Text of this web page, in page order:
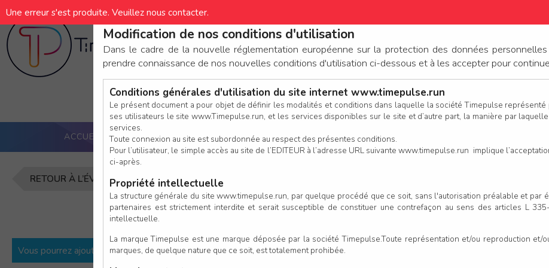
Une erreur s'est produite. Veuillez nous contacter.
CONNEXION
ACCUEIL PUCE ACTIVE NOS SERVICES CALENDRIER RÉSULTATS
Avez-vous déjà un compte ?
Si vous avez déjà un compte TimePulse (ou anciennement Bibchip),
connectez-vous ci-dessous.
Mot de passe oublié ?
ou bien
CONTINUER EN TANT QU’INVITÉ
RETOUR À L’ÉVÈNEMENT Inscription à Trail du Pont Noyer - Couffé -
Vous pourrez ajouter d’autres participants une fois la première inscription enregistrée
Modification de nos conditions d'utilisation
Dans le cadre de la nouvelle réglementation européenne sur la protection des données
prendre connaissance de nos nouvelles conditions d'utilisation ci-dessous et à les accepter pour
Conditions générales d'utilisation du site internet www.timepulse.run
Le présent document a pour objet de définir les modalités et conditions dans laquelle la société Timepulse représenté
ses utilisateurs le site www.Timepulse.run, et les services disponibles sur le site et d’autre part, la manière par
services.
Toute connexion au site est subordonnée au respect des présentes conditions.
Pour l’utilisateur, le simple accès au site de l’EDITEUR à l’adresse URL suivante www.timepulse.run implique
ci-après.
Propriété intellectuelle
La structure générale du site www.timepulse.run, par quelque procédé que ce soit, sans l'autorisation préalable et par
partenaires est strictement interdite et serait susceptible de constituer une contrefaçon au sens des articles L
intellectuelle.
La marque Timepulse est une marque déposée par la société Timepulse.Toute représentation et/ou reproduction
marques, de quelque nature que ce soit, est totalement prohibée.